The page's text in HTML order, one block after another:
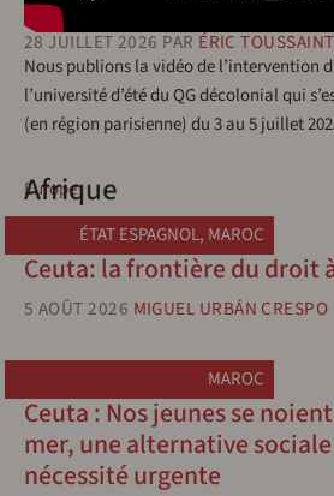
28 JUILLET 2026 PAR ÉRIC TOUSSAINT
Nous publions la vidéo de l’intervention
l’université d’été du QG décolonial qui
(en région parisienne) du 3 au 5 juillet
Europe
Afrique
ÉTAT ESPAGNOL, MAROC
Ceuta: la frontière du droit
5 AOÛT 2026 MIGUEL URBÁN CRESPO
MAROC
Ceuta : Nos jeunes se
mer, une alternative
nécessité urgente